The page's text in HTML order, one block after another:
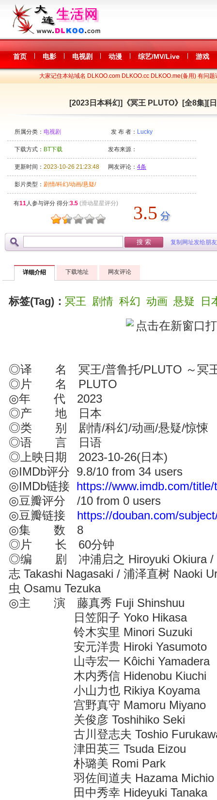
首页 电影 电视剧 动漫 综艺/MV/Live 游戏
大家记住本站域名 DLKOO.com DLKOO.cc DLKOO.me(备用) 有问题
[2023日本科幻]《冥王 PLUTO》[全8集][
所属分类： 电视剧 发 布 者： Lucky
下载方式： BT下载 发布来源：
更新时间： 2023-10-26 21:23:48 网友评论： 4条
影片类型： 剧情/科幻/动画/悬疑/
有11人参与评分 得分:3.5 (滑动星星评分) 3.5
复制网址发给朋友
详细介绍 下载地址 网友评论
标签(Tag)： 冥王 剧情 科幻 动画 悬疑 日
◎译 名 冥王/普鲁托/PLUTO ～冥王
◎片 名 PLUTO
◎年 代 2023
◎产 地 日本
◎类 别 剧情/科幻/动画/悬疑/惊悚
◎语 言 日语
◎上映日期 2023-10-26(日本)
◎IMDb评分 9.8/10 from 34 users
◎IMDb链接 https://www.imdb.com/
◎豆瓣评分 /10 from 0 users
◎豆瓣链接 https://douban.com/
◎集 数 8
◎片 长 60分钟
◎编 剧 冲浦启之 Hiroyuki Okiura /
志 Takashi Nagasaki / 浦泽直树 Naoki
虫 Osamu Tezuka
◎主 演 藤真秀 Fuji Shinshuu
日笠阳子 Yoko Hikasa
铃木实里 Minori Suzuki
安元洋贵 Hiroki Yasumoto
山寺宏一 Kôichi Yamadera
木内秀信 Hidenobu Kiuchi
小山力也 Rikiya Koyama
宫野真守 Mamoru Miyano
关俊彦 Toshihiko Seki
古川登志夫 Toshio
津田英三 Tsuda Eizou
朴璐美 Romi Park
羽佐间道夫 Hazama Michio
田中秀幸 Hideyuki Tanaka